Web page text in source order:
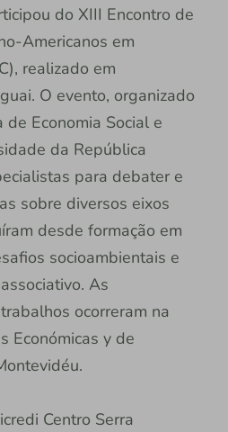
do XIII Encontro de
Americanos em
realizado em
O evento, organizado
Economia Social e
da República
para debater e
sobre diversos eixos
desde formação em
socioambientais e
As
ocorreram na
Económicas y de
Centro Serra